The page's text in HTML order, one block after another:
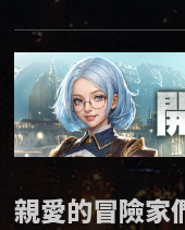
親愛的冒險家